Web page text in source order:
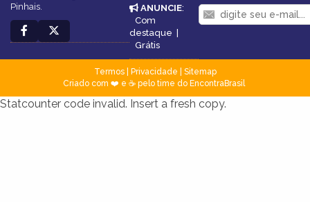
Pinhais.
ANUNCIE:
Com
destaque |
Grátis
Termos| Privacidade
Sitemap
Criado com ❤️ e ☕ pelo time do EncontraBrasil
Statcounter code invalid. Insert a fresh copy.